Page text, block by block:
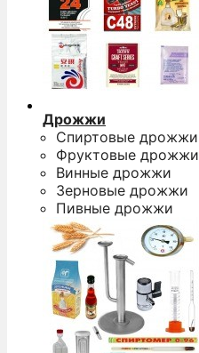
Дрожжи
Спиртовые дрожжи
Фруктовые дрожжи
Винные дрожжи
Зерновые дрожжи
Пивные дрожжи